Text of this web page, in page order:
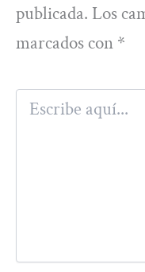
publicada. Los
marcados con *
aquí...